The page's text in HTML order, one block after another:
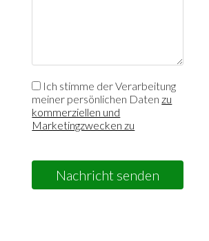
Ich stimme der Verarbeitung
meiner persönlichen Daten zu
kommerziellen und
Marketingzwecken zu
Nachricht senden